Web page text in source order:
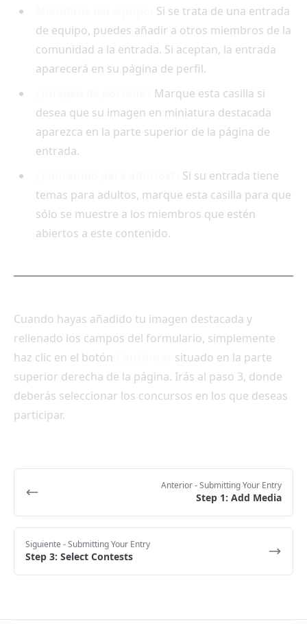
Si se trata de una entrada
de equipo, puedes añadir a otros miembros de la
comunidad a la entrada. Si aceptan, la entrada
aparecerá en su página de perfil.
Marque esta casilla si
desea que su imagen en miniatura destacada
aparezca en la parte superior de la página de
entrada.
Si su entrada tiene
temas para adultos, marque esta casilla para que
sólo se muestre a los miembros que estén
abiertos a este contenido.
Cuando hayas añadido tu imagen destacada y
rellenado los campos del formulario, simplemente
haz clic en el botón
situado en la parte
superior derecha de la página. Irás al paso 3, donde
deberás seleccionar los concursos en los que deseas
participar.
Anterior- Submitting Your Entry
Step 1: Add Media
Siguiente - Submitting Your Entry
Step 3: Select Contests